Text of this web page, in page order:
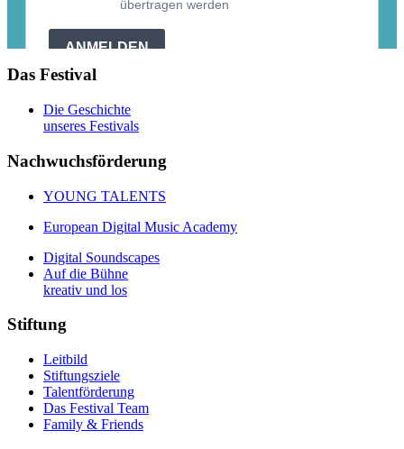
Das Festival
Die Geschichte
unseres Festivals
Nachwuchsförderung
YOUNG TALENTS
European Digital Music Academy
Digital Soundscapes
Auf die Bühne
kreativ und los
Stiftung
Leitbild
Stiftungsziele
Talentförderung
Das Festival Team
Family & Friends